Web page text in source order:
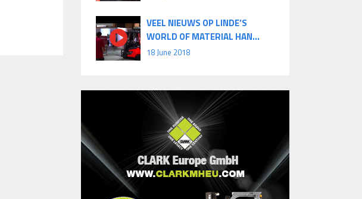
VEEL NIEUWS OP LINDE’S
WORLD OF MATERIAL HAN...
18 June 2018